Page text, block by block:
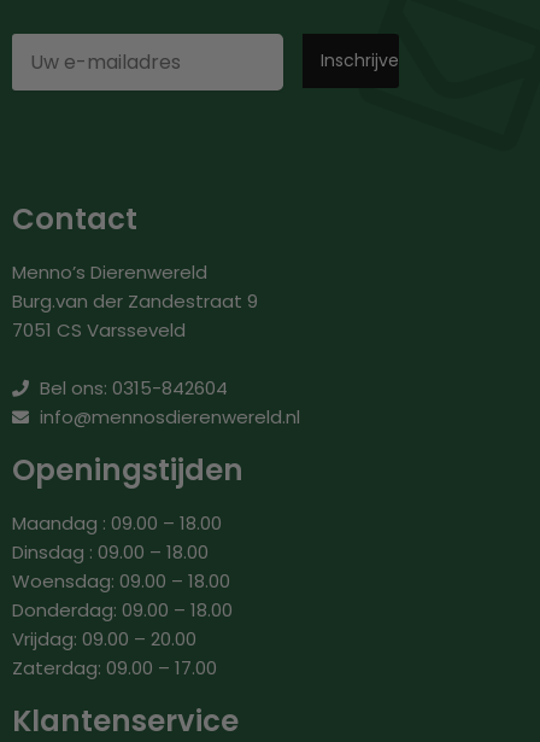
Contact
Menno’s Dierenwereld
Burg.van der Zandestraat 9
7051 CS Varsseveld
Bel ons: 0315-842604
info@mennosdierenwereld.nl
Openingstijden
Maandag : 09.00 – 18.00
Dinsdag : 09.00 – 18.00
Woensdag: 09.00 – 18.00
Donderdag: 09.00 – 18.00
Vrijdag: 09.00 – 20.00
Zaterdag: 09.00 – 17.00
Klantenservice